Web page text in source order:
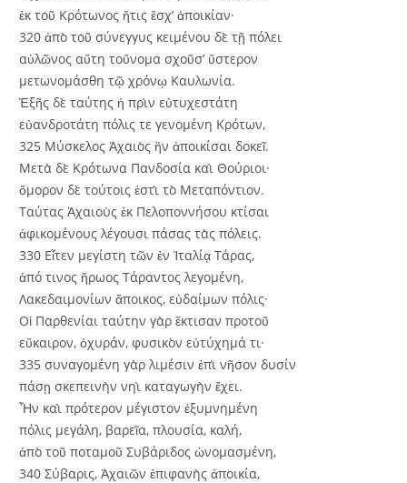
ἐκ τοῦ Κρότωνος ἥτις ἔσχ’ ἀποικίαν·
320 ἀπὸ τοῦ σύνεγγυς κειμένου δὲ τῇ πόλει
αὐλῶνος αὕτη τοὔνομα σχοῦσ’ ὕστερον
μετωνομάσθη τῷ χρόνῳ Καυλωνία.
Ἑξῆς δὲ ταύτης ἡ πρὶν εὐτυχεστάτη
εὐανδροτάτη πόλις τε γενομένη Κρότων,
325 Μύσκελος Ἀχαιὸς ἣν ἀποικίσαι δοκεῖ.
Μετὰ δὲ Κρότωνα Πανδοσία καὶ Θούριοι·
ὅμορον δὲ τούτοις ἐστὶ τὸ Μεταπόντιον.
Ταύτας Ἀχαιοὺς ἐκ Πελοποννήσου κτίσαι
ἀφικομένους λέγουσι πάσας τὰς πόλεις.
330 Εἶτεν μεγίστη τῶν ἐν Ἰταλίᾳ Τάρας,
ἀπό τινος ἥρωος Τάραντος λεγομένη,
Λακεδαιμονίων ἄποικος, εὐδαίμων πόλις·
Οἱ Παρθενίαι ταύτην γὰρ ἔκτισαν προτοῦ
εὔκαιρον, ὀχυράν, φυσικὸν εὐτύχημά τι·
335 συναγομένη γὰρ λιμέσιν ἐπὶ νῆσον δυσίν
πάσῃ σκεπεινὴν νηὶ καταγωγὴν ἔχει.
Ἦν καὶ πρότερον μέγιστον ἐξυμνημένη
πόλις μεγάλη, βαρεῖα, πλουσία, καλή,
ἀπὸ τοῦ ποταμοῦ Συβάριδος ὠνομασμένη,
340 Σύβαρις, Ἀχαιῶν ἐπιφανὴς ἀποικία,